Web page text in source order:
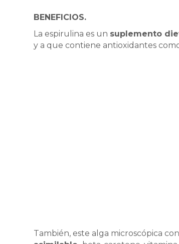
BENEFICIOS.
La espirulina es un suplemento
y a que contiene antioxidantes
También, este alga microscópica